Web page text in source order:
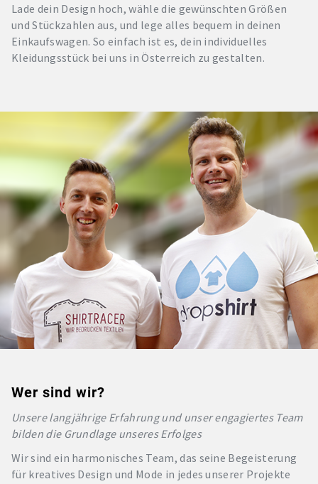
Lade dein Design hoch, wähle die gewünschten Größen
und Stückzahlen aus, und lege alles bequem in deinen
Einkaufswagen. So einfach ist es, dein individuelles
Kleidungsstück bei uns in Österreich zu gestalten.
Wer sind wir?
Unsere langjährige Erfahrung und unser engagiertes Team
bilden die Grundlage unseres Erfolges
Wir sind ein harmonisches Team, das seine Begeisterung
für kreatives Design und Mode in jedes unserer Projekte